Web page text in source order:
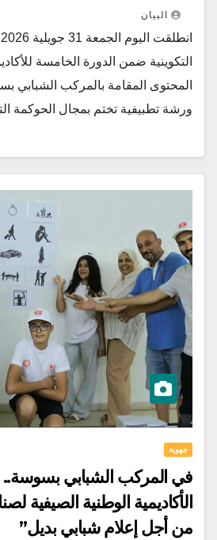
البيان
التكوينية ضمن الدورة الخامسة
المحتوى المقامة بالمركب الشبابي
ورشة تطبيفية تختم بمجال الحوكمة
جهوية
في المركب الشبابي بسوسة..
الأكاديمية الوطنية الصيفية
من أجل إعلام شبابي بديل”